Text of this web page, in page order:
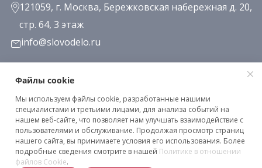
121059, г. Москва, Бережковская набережная д. 20,
стр. 64, 3 этаж
info@slovodelo.ru
Заказать звонок
Подписаться на рассылку
Клиентское соглашение
Политика конфиденциальности
Файлы cookie
Мы используем файлы cookie, разработанные нашими
специалистами и третьими лицами, для анализа событий на
нашем веб-сайте, что позволяет нам улучшать взаимодействие с
пользователями и обслуживание. Продолжая просмотр страниц
нашего сайта, вы принимаете условия его использования. Более
подробные сведения смотрите в нашей Политике в отношении
файлов Cookie.